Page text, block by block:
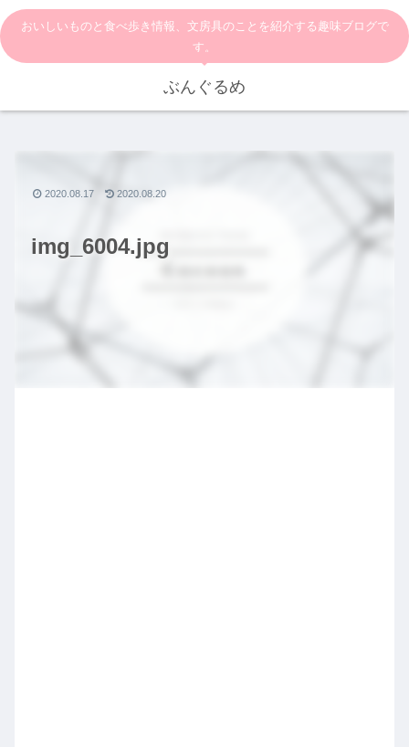
おいしいものと食べ歩き情報、文房具のことを紹介する趣味ブログで
す。
ぶんぐるめ
img_6004.jpg
2020.08.17 2020.08.20